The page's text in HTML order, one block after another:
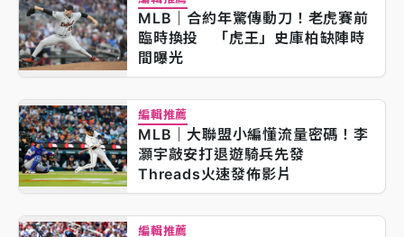
MLB｜合約年驚傳動刀！老虎賽前
臨時換投 「虎王」史庫柏缺陣時
間曝光
編輯推薦
MLB｜大聯盟小編懂流量密碼！李
灝宇敲安打退遊騎兵先發
Threads火速發佈影片
編輯推薦